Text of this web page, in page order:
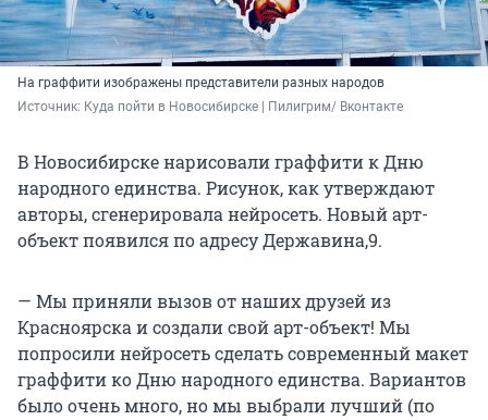
На граффити изображены представители разных народов
Источник: Куда пойти в Новосибирске | Пилигрим/ Вконтакте
В Новосибирске нарисовали граффити к Дню
народного единства. Рисунок, как утверждают
авторы, сгенерировала нейросеть. Новый арт-
объект появился по адресу Державина,9.
— Мы приняли вызов от наших друзей из
Красноярска и создали свой арт-объект! Мы
попросили нейросеть сделать современный макет
граффити ко Дню народного единства. Вариантов
было очень много, но мы выбрали лучший (по